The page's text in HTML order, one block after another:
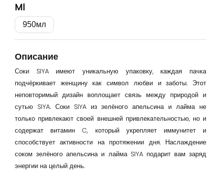
Эл. почта
Password
Remember me
Ml
950мл
Описание
Соки SIYA имеют уникальную упаковку, каждая пачка
подчёркивает женщину как символ любви и заботы. Этот
неповторимый дизайн воплощает связь между природой и
сутью SIYA. Соки SIYA из зелёного апельсина и лайма не
только привлекают своей внешней привлекательностью, но и
содержат витамин C, который укрепляет иммунитет и
способствует активности на протяжении дня. Наслаждение
соком зелёного апельсина и лайма SIYA подарит вам заряд
энергии на целый день.